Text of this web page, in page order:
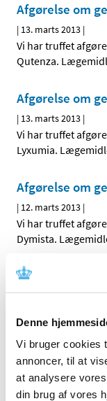
Denne
Vi bruger cookies
annoncer, til at
at analysere
din brug af vores
Afgørelse om
| 13. marts 2013 |
Vi har truffet
Qutenza.
Afgørelse om
| 13. marts 2013 |
Vi har truffet
Lyxumia.
Afgørelse om
| 12. marts 2013 |
Vi har truffet
Dymista.
Høringssvar
forslag til
|6. marts 2013|
fremtidig